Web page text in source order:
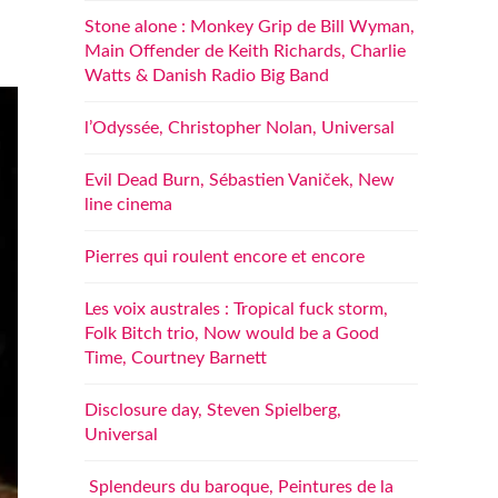
Stone alone : Monkey Grip de Bill Wyman,
Main Offender de Keith Richards, Charlie
Watts & Danish Radio Big Band
l’Odyssée, Christopher Nolan, Universal
Evil Dead Burn, Sébastien Vaniček, New
line cinema
Pierres qui roulent encore et encore
Les voix australes : Tropical fuck storm,
Folk Bitch trio, Now would be a Good
Time, Courtney Barnett
Disclosure day, Steven Spielberg,
Universal
Splendeurs du baroque, Peintures de la